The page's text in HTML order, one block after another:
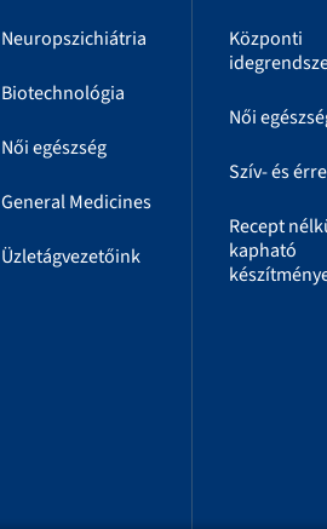
Neuropszichiátria
Biotechnológia
Női egészség
General Medicines
Üzletágvezetőink
Központi
Női
Szív- és
Recept
kapható